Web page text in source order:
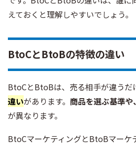
えておくと理解しやすいでしょう。
BtoCとBtoBの特徴の違い
BtoCとBtoBは、売る相手が違うだ
違いがあります。 商品を選ぶ基準
が異なります。
BtoCマーケティングとBtoBマーケ